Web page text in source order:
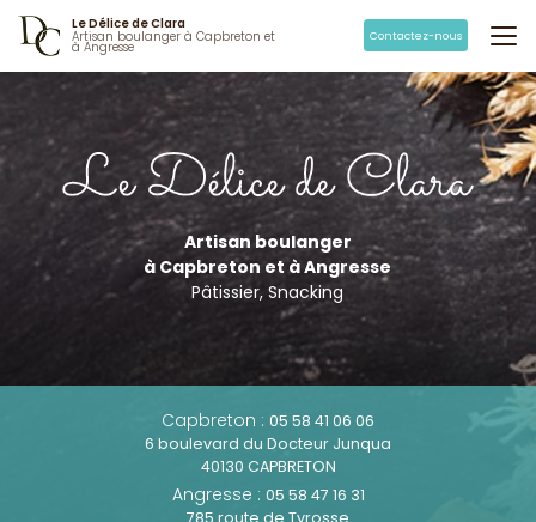
Aller
contenu
principal
Le Délice de Clara
Artisan boulanger à Capbreton et
à Angresse
Contactez-nous
Artisan boulanger
à Capbreton et à Angresse
Pâtissier, Snacking
Capbreton : 05 58 41 06 06
6 boulevard du Docteur Junqua
40130 CAPBRETON
Angresse : 05 58 47 16 31